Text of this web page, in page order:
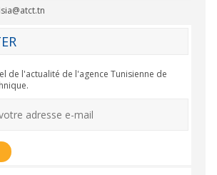
de l'actualité de l'agence Tunisienne de